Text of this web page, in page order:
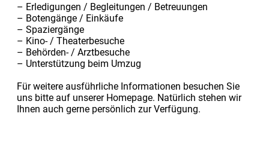
– Erledigungen / Begleitungen / Betreuungen
– Botengänge / Einkäufe
– Spaziergänge
– Kino- / Theaterbesuche
– Behörden- / Arztbesuche
– Unterstützung beim Umzug
Für weitere ausführliche Informationen besuchen Sie
uns bitte auf unserer Homepage. Natürlich stehen wir
Ihnen auch gerne persönlich zur Verfügung.